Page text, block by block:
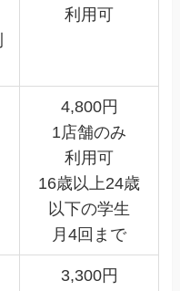
利用可
4,800円
1店舗のみ
利用可
16歳以上24歳
以下の学生
月4回まで
3,300円